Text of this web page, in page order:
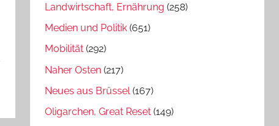
Landwirtschaft, Ernährung (258)
Medien und Politik (651)
Mobilität (292)
Naher Osten (217)
Neues aus Brüssel(167)
Oligarchen, Great Reset (149)